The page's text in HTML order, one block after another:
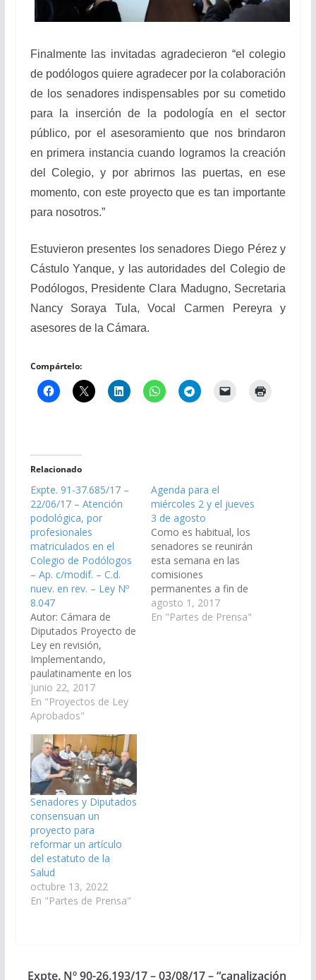
Finalmente las invitadas agradecieron “el colegio
de podólogos quiere agradecer por la colaboración
de los senadores indispensables por su cometido
para la inserción de la podología en el sector
público, por el asesoramiento que nos brindaron
en primera instancia cuando logramos la creación
del Colegio, y por abrirnos las puertas, en ese
momento, con este proyecto que es tan importante
para nosotros.”
Estuvieron presentes los senadores Diego Pérez y
Cástulo Yanque, y las autoridades del Colegio de
Podólogos, Presidente Clara Madugno, Secretaria
Nancy Soraya Tula, Vocal Carmen Pereyra y
asesores de la Cámara.
Compártelo:
Relacionado
Expte. 91-37.685/17 –
22/06/17 – Atención
podológica, por
profesionales
matriculados en el
Colegio de Podólogos
– Ap. c/modif. – C.d.
nuev. en rev. – Ley Nº
8.047
Autor: Cámara de
Diputados Proyecto de
Ley en revisión,
Implementando,
paulatinamente en los
Hospitales y Centros
de Salud de la
provincia de Salta, la
por profesionales
matriculados en el
Colegio de Podólogos
de la provincia de
Salta. (Expte. 91-
37.685/17 - A la
Comisión de Salud
Pública y Seguridad…
junio 22, 2017
En "Proyectos de Ley
Aprobados"
Agenda para el
miércoles 2 y el jueves
3 de agosto
Como es habitual, los
senadores se reunirán
esta semana en las
comisiones
permanentes a fin de
trabajar sobre
proyectos pendientes
agosto 1, 2017
En "Partes de Prensa"
Senadores y Diputados
consensuan un
proyecto para
reformar un artículo
del estatuto de la
Salud
octubre 13, 2022
En "Partes de Prensa"
Expte. Nº 90-26.193/17 – 03/08/17 – “canalización